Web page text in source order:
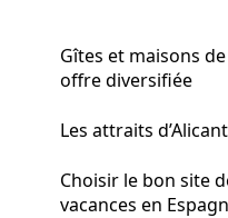
Gîtes et maisons
offre diversifiée
Les attraits
Choisir le bon site
vacances en